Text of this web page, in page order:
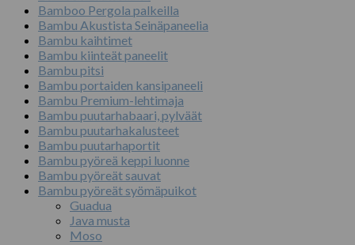
Bamboo Pergola palkeilla
Bambu Akustista Seinäpaneelia
Bambu kaihtimet
Bambu kiinteät paneelit
Bambu pitsi
Bambu portaiden kansipaneeli
Bambu Premium-lehtimaja
Bambu puutarhabaari, pylväät
Bambu puutarhakalusteet
Bambu puutarhaportit
Bambu pyöreä keppi luonne
Bambu pyöreät sauvat
Bambu pyöreät syömäpuikot
Guadua
Java musta
Moso